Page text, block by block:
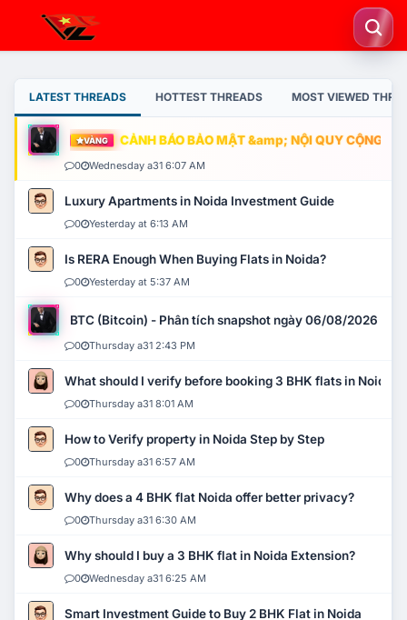
LATEST THREADS HOTTEST THREADS MOST VIEWED
VÀNG CẢNH BÁO BẢO MẬT &amp; NỘI QUY CỘNG
0 Wednesday a31 6:07 AM
Luxury Apartments in Noida Investment Guide
0 Yesterday at 6:13 AM
Is RERA Enough When Buying Flats in Noida?
0 Yesterday at 5:37 AM
BTC (Bitcoin) - Phân tích snapshot ngày 06/08/2026
0 Thursday a31 2:43 PM
What should I verify before booking 3 BHK flats in Noida?
0 Thursday a31 8:01 AM
How to Verify property in Noida Step by Step
0 Thursday a31 6:57 AM
Why does a 4 BHK flat Noida offer better privacy?
0 Thursday a31 6:30 AM
Why should I buy a 3 BHK flat in Noida Extension?
0 Wednesday a31 6:25 AM
Smart Investment Guide to Buy 2 BHK Flat in Noida